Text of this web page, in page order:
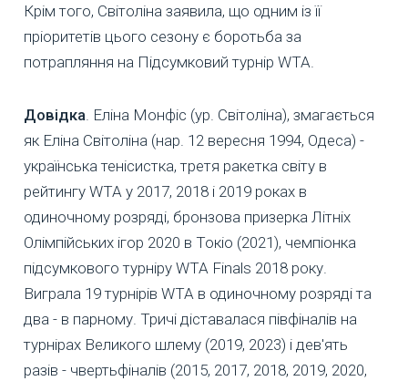
Крім того, Світоліна заявила, що одним із її
пріоритетів цього сезону є боротьба за
потрапляння на Підсумковий турнір WTA.
Довідка . Еліна Монфіс (ур. Світоліна), змагається
як Еліна Світоліна (нар. 12 вересня 1994, Одеса) -
українська тенісистка, третя ракетка світу в
рейтингу WTA у 2017, 2018 і 2019 роках в
одиночному розряді, бронзова призерка Літніх
Олімпійських ігор 2020 в Токіо (2021), чемпіонка
підсумкового турніру WTA Finals 2018 року.
Виграла 19 турнірів WTA в одиночному розряді та
два - в парному. Тричі діставалася півфіналів на
турнірах Великого шлему (2019, 2023) і дев'ять
разів - чвертьфіналів (2015, 2017, 2018, 2019, 2020,